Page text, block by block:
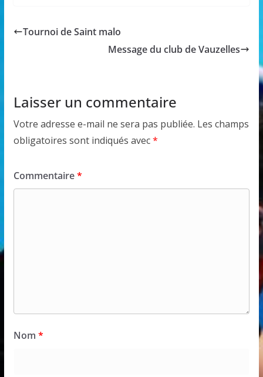
Tournoi de Saint malo
Message du club de Vauzelles
Laisser un commentaire
Votre adresse e-mail ne sera pas publiée. Les champs
obligatoires sont indiqués avec*
Commentaire*
Nom *